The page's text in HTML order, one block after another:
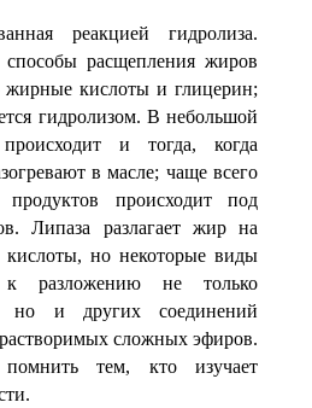
реакцией гидролиза.
расщепления жиров
кислоты и глицерин;
гидролизом. В небольшой
и тогда, когда
в масле; чаще всего
происходит под
Липаза разлагает жир на
но некоторые виды
к разложению не только
но и других соединений
сложных эфиров.
тем, кто изучает